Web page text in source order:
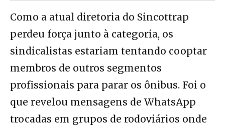
Como a atual diretoria do Sincottrap
perdeu força junto à categoria, os
sindicalistas estariam tentando cooptar
membros de outros segmentos
profissionais para parar os ônibus. Foi o
que revelou mensagens de WhatsApp
trocadas em grupos de rodoviários onde